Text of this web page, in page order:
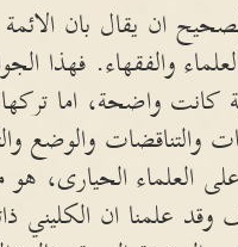
ان يقال بان الائمة
والفقهاء. فهذا
كانت واضحة، اما
والتناقضات والوضع
على العلماء الحيارى،
وقد علمنا ان الكليني